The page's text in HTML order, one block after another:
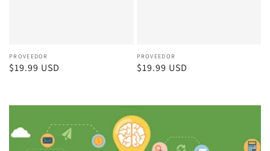
Proveedor:
PROVEEDOR
Precio
$19.99 USD
Proveedor:
PROVEEDOR
Precio
$19.99 USD